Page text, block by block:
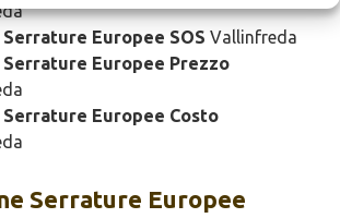
Serrature Europee SOS Vallinfreda
Serrature Europee Prezzo
Serrature Europee Costo
Serrature Europee